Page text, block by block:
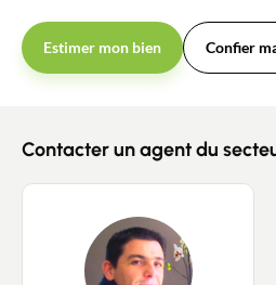
Estimer mon bien Confier
Contacter un agent du